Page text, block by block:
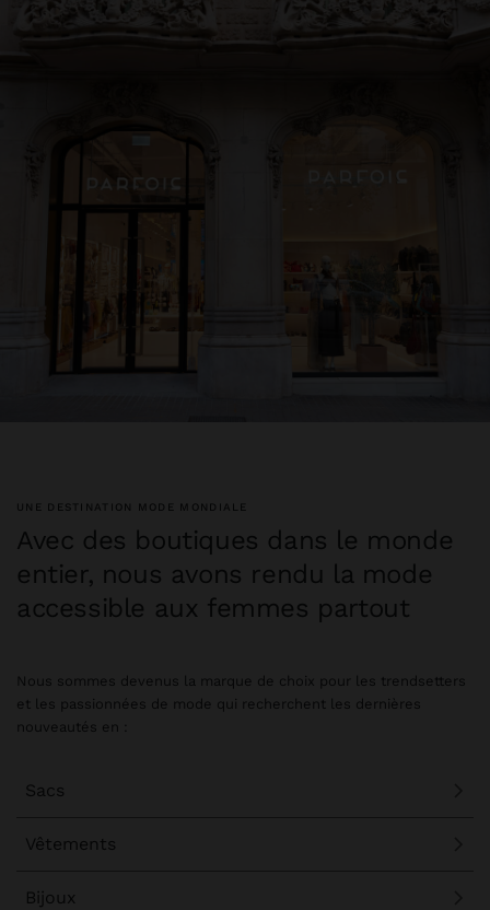
UNE DESTINATION MODE MONDIALE
Avec des boutiques dans le monde
entier, nous avons rendu la mode
accessible aux femmes partout
Nous sommes devenus la marque de choix pour les trendsetters
et les passionnées de mode qui recherchent les dernières
nouveautés en :
Sacs
Vêtements
Bijoux